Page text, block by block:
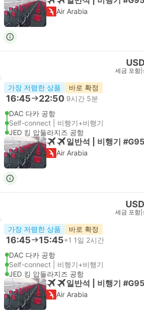
Air Arabia
세금 포함
가장 저렴한 상품 바로 확정
16:45 22:50 9시간 5분
DAC 다카 공항
Self-connect | 비행기+비행기
JED 킹 압둘라지즈 공항
일반석 | 비행기
Air Arabia
세금 포함
가장 저렴한 상품 바로 확정
16:45 15:45+1 1일 2시간
DAC 다카 공항
Self-connect | 비행기+비행기
JED 킹 압둘라지즈 공항
일반석 | 비행기
Air Arabia